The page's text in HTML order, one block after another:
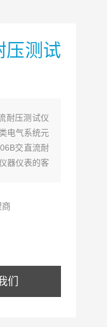
压测试
耐压测试仪
电气系统元
交直流耐
器仪表的客
们